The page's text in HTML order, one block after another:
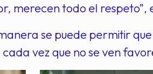
merecen todo el respeto”,
se puede permitir
vez que no se ven